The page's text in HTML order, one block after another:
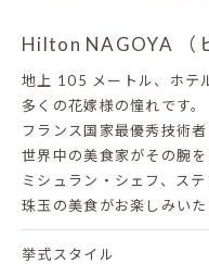
Hilton NAGOYA （
地上 105 メートル、ホテ
多くの花嫁様の憧れです。
フランス国家最優秀技術者
世界中の美食家がその腕
ミシュラン・シェフ、ス
珠玉の美食がお楽しみいた
挙式スタイル